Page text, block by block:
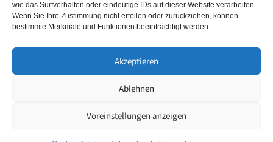
wie das Surfverhalten oder eindeutige IDs auf dieser Website verarbeiten.
Wenn Sie Ihre Zustimmung nicht erteilen oder zurückziehen, können
bestimmte Merkmale und Funktionen beeinträchtigt werden.
Akzeptieren
Ablehnen
Voreinstellungen anzeigen